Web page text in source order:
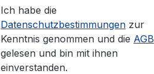
Ich habe die
Datenschutzbestimmungen zur
Kenntnis genommen und die AGB
gelesen und bin mit ihnen
einverstanden.